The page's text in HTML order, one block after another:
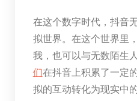
在这个数字时代，抖音
拟世界。在这个世界里
我，也可以与无数陌生
们在抖音上积累了一定
拟的互动转化为现实中